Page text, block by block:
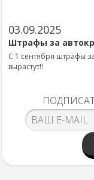
03.09.2025
Штрафы за
С 1 сентября штрафы
вырастут!!